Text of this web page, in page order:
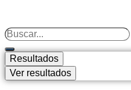
Search
...
Resultados
Ver resultados